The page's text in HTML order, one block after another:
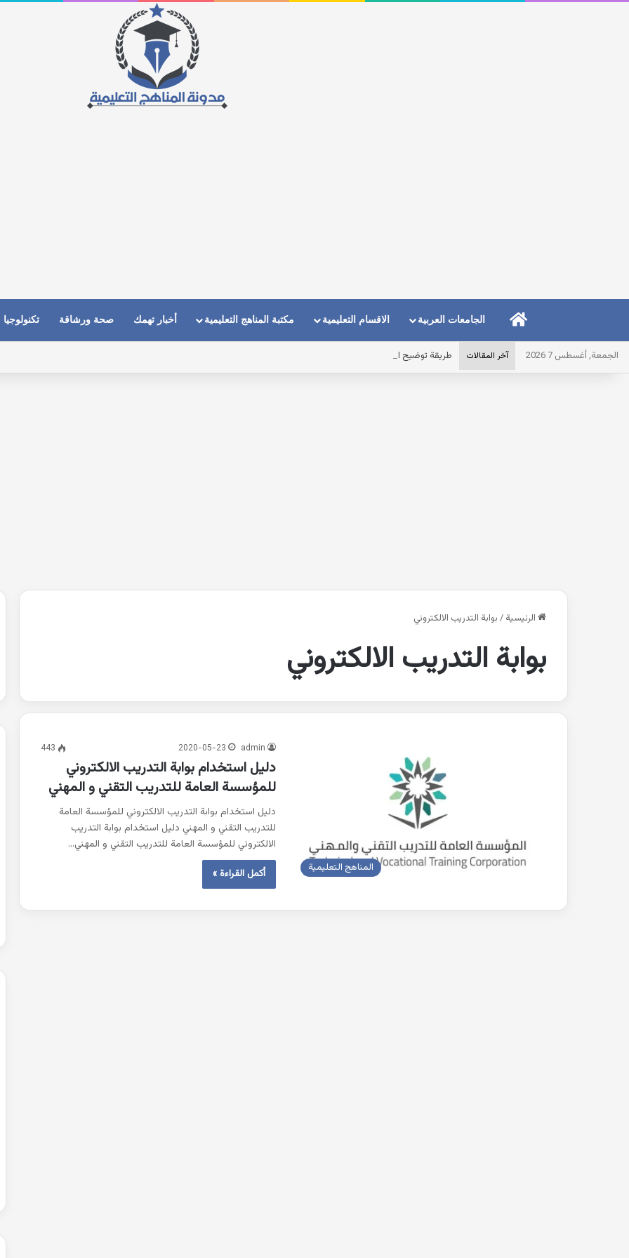
الرئيسيةالجامعات العربية الاقسام التعليمية مكتبة المناهج التعليمية أخبار تهمك صحة ورشاقة تكنولوجيا
الجمعة, أغسطس 7 2026 آخر المقالات طريقة توضيح المايك عند استخدام السماعات عندما يكون الصوت بعيد وقت المكالمات
الرئيسية / بوابة التدريب الالكتروني
بوابة التدريب الالكتروني
المناهج التعليمية
admin
2020-05-23
443
دليل استخدام بوابة التدريب الالكتروني
للمؤسسة العامة للتدريب التقني و المهني
دليل استخدام بوابة التدريب الالكتروني للمؤسسة العامة
للتدريب التقني و المهني دليل استخدام بوابة التدريب
الالكتروني للمؤسسة العامة للتدريب التقني و المهني…
أكمل القراءة »